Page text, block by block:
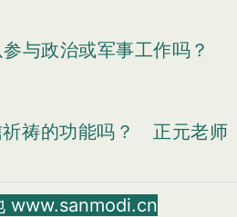
参与政治或军事工作吗？
祈祷的功能吗？ 正元老师
www.sanmodi.cn